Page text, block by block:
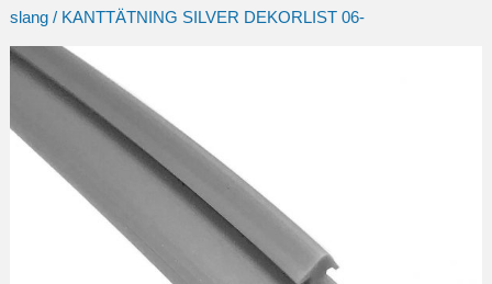
slang/ KANTTÄTNING SILVER DEKORLIST 06-